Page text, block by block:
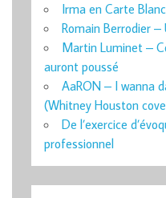
Irma en Carte
Romain Berrodier –
Martin Luminet –
auront poussé
AaRON – I wanna
(Whitney Houston
De l’exercice
professionnel